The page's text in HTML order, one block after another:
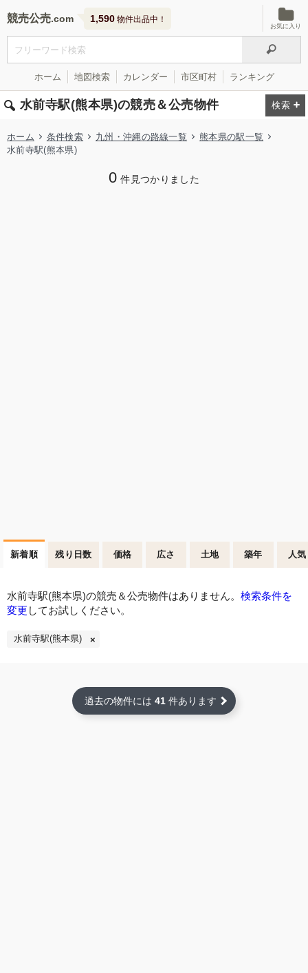
競売公売 1,590 物件出品中！
お気に入り
ホーム 地図検索 カレンダー 市区町村 ランキング
水前寺駅(熊本県)の競売＆公売物件
ホーム 条件検索 九州・沖縄の路線一覧
熊本県の駅一覧
水前寺駅(熊本県)
0 件見つかりました
新着順 残り日数 価格 広さ 土地 築年 人気
水前寺駅(熊本県)の競売＆公売物件はありません。 検索条件を
変更 してお試しください。
水前寺駅(熊本県)
過去の物件には 41 件あります